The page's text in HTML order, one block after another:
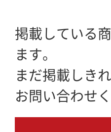
掲載している
ます。
まだ掲載しき
お問い合わせ